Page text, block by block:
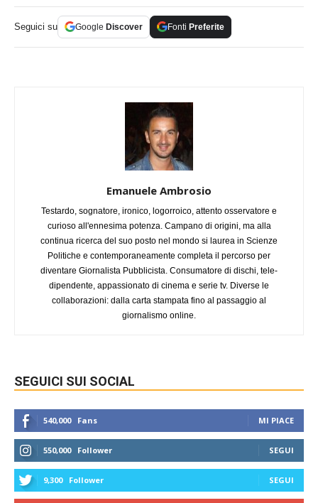
Seguici su Google Discover Fonti Preferite
Emanuele Ambrosio
Testardo, sognatore, ironico, logorroico, attento osservatore e
curioso all'ennesima potenza. Campano di origini, ma alla
continua ricerca del suo posto nel mondo si laurea in Scienze
Politiche e contemporaneamente completa il percorso per
diventare Giornalista Pubblicista. Consumatore di dischi, tele-
dipendente, appassionato di cinema e serie tv. Diverse le
collaborazioni: dalla carta stampata fino al passaggio al
giornalismo online.
SEGUICI SUI SOCIAL
540,000 Fans MI PIACE
550,000 Follower SEGUI
9,300 Follower SEGUI